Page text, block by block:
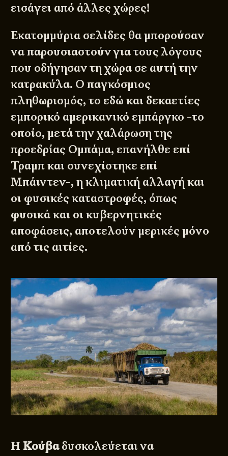
εισάγει από άλλες χώρες!
Εκατομμύρια σελίδες θα μπορούσαν
να παρουσιαστούν για τους λόγους
που οδήγησαν τη χώρα σε αυτή την
κατρακύλα. Ο παγκόσμιος
πληθωρισμός, το εδώ και δεκαετίες
εμπορικό αμερικανικό εμπάργκο -το
οποίο, μετά την χαλάρωση της
προεδρίας Ομπάμα, επανήλθε επί
Τραμπ και συνεχίστηκε επί
Μπάιντεν-, η κλιματική αλλαγή και
οι φυσικές καταστροφές, όπως
φυσικά και οι κυβερνητικές
αποφάσεις, αποτελούν μερικές μόνο
από τις αιτίες.
Η Κούβαδυσκολεύεται να